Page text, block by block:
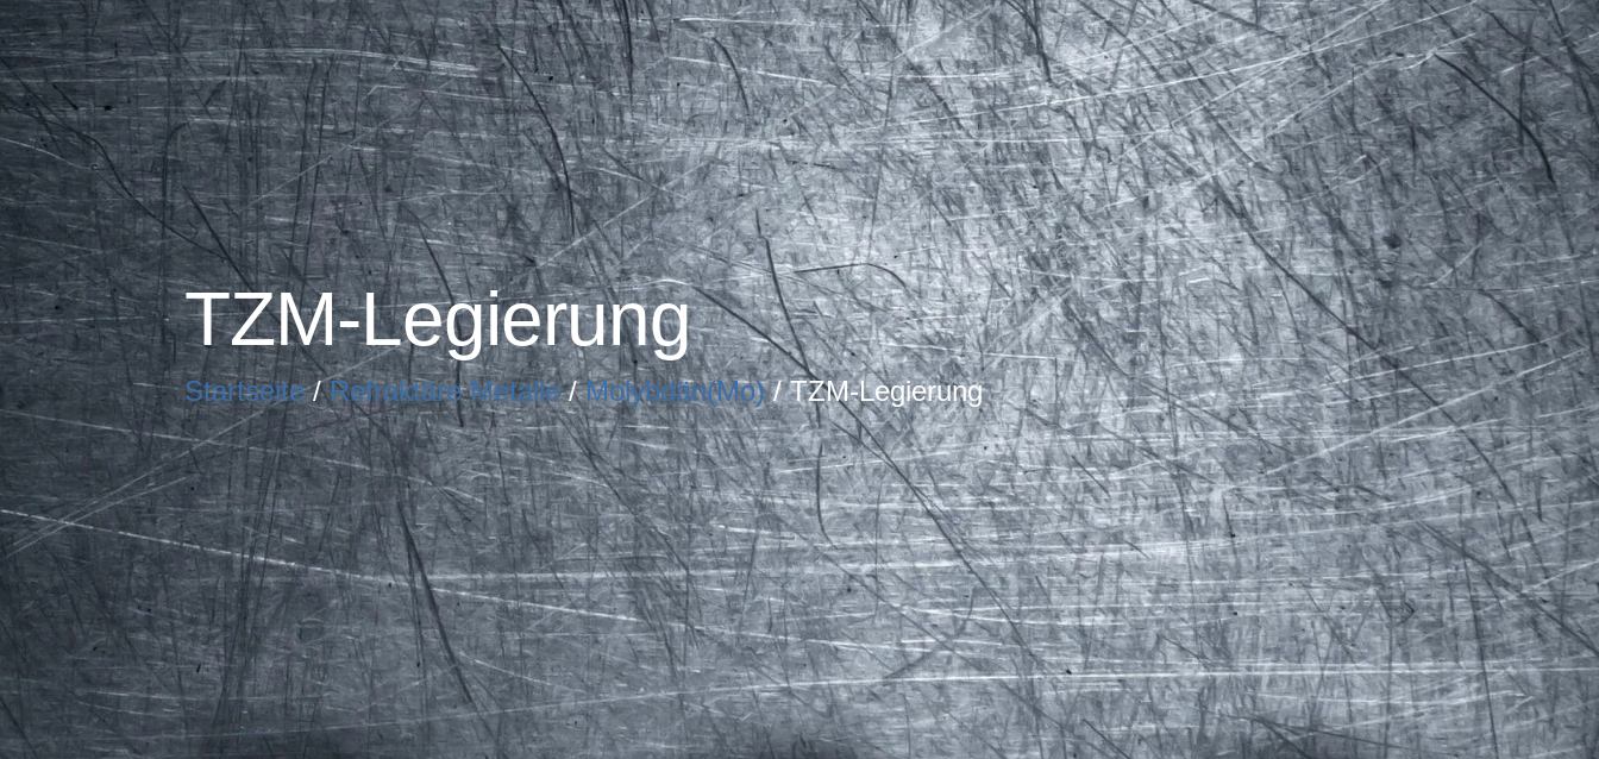
TZM-Legierung
Startseite/Refraktäre Metalle/Molybdän(Mo)/ TZM-Legierung